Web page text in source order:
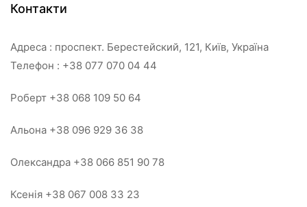
Контакти
Адреса : проспект. Берестейский, 121, Київ, Україна
Телефон : +38 077 070 04 44
Роберт +38 068 109 50 64
Альона +38 096 929 36 38
Олександра +38 066 851 90 78
Ксенія +38 067 008 33 23